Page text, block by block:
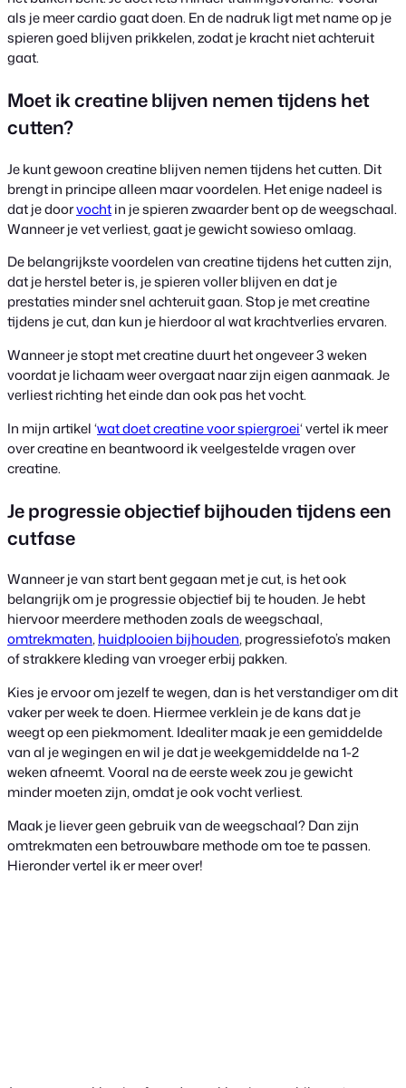
als je meer cardio gaat doen. En de nadruk ligt met name op je
spieren goed blijven prikkelen, zodat je kracht niet achteruit
gaat.
Moet ik creatine blijven nemen tijdens het
cutten?
Je kunt gewoon creatine blijven nemen tijdens het cutten. Dit
brengt in principe alleen maar voordelen. Het enige nadeel is
dat je doorvochtin je spieren zwaarder bent op de weegschaal.
Wanneer je vet verliest, gaat je gewicht sowieso omlaag.
De belangrijkste voordelen van creatine tijdens het cutten zijn,
dat je herstel beter is, je spieren voller blijven en dat je
prestaties minder snel achteruit gaan. Stop je met creatine
tijdens je cut, dan kun je hierdoor al wat krachtverlies ervaren.
Wanneer je stopt met creatine duurt het ongeveer 3 weken
voordat je lichaam weer overgaat naar zijn eigen aanmaak. Je
verliest richting het einde dan ook pas het vocht.
In mijn artikel ‘wat doet creatine voor spiergroei‘ vertel ik meer
over creatine en beantwoord ik veelgestelde vragen over
creatine.
Je progressie objectief bijhouden tijdens een
cutfase
Wanneer je van start bent gegaan met je cut, is het ook
belangrijk om je progressie objectief bij te houden. Je hebt
hiervoor meerdere methoden zoals de weegschaal,
omtrekmaten,huidplooien bijhouden, progressiefoto’s maken
of strakkere kleding van vroeger erbij pakken.
Kies je ervoor om jezelf te wegen, dan is het verstandiger om dit
vaker per week te doen. Hiermee verklein je de kans dat je
weegt op een piekmoment. Idealiter maak je een gemiddelde
van al je wegingen en wil je dat je weekgemiddelde na 1-2
weken afneemt. Vooral na de eerste week zou je gewicht
minder moeten zijn, omdat je ook vocht verliest.
Maak je liever geen gebruik van de weegschaal? Dan zijn
omtrekmaten een betrouwbare methode om toe te passen.
Hieronder vertel ik er meer over!